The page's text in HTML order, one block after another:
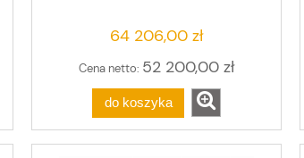
64 206,00 zł
Cena netto: 52 200,00 zł
do koszyka